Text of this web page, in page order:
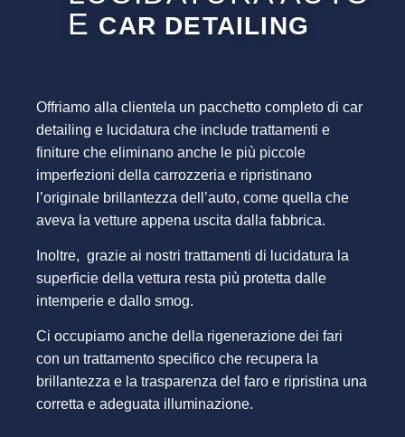
E CAR DETAILING
Offriamo alla clientela un pacchetto completo di car
detailing e lucidatura che include trattamenti e
finiture che eliminano anche le più piccole
imperfezioni della carrozzeria e ripristinano
l’originale brillantezza dell’auto, come quella che
aveva la vetture appena uscita dalla fabbrica.
Inoltre, grazie ai nostri trattamenti di lucidatura la
superficie della vettura resta più protetta dalle
intemperie e dallo smog.
Ci occupiamo anche della rigenerazione dei fari
con un trattamento specifico che recupera la
brillantezza e la trasparenza del faro e ripristina una
corretta e adeguata illuminazione.